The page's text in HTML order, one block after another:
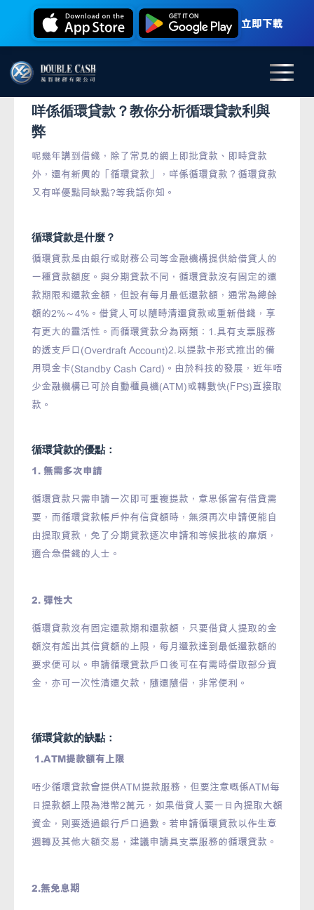
立即下載
咩係循環貸款？教你分析循環貸款利與
弊
呢幾年講到借錢，除了常見的網上即批貸款、即時貸款
外，還有新興的「循環貸款」，咩係循環貸款？循環貸款
又有咩優點同缺點?等我話你知。
循環貸款是什麼？
循環貸款是由銀行或財務公司等金融機構提供給借貸人的
一種貸款額度。與分期貸款不同，循環貸款沒有固定的還
款期限和還款金額，但設有每月最低還款額，通常為總餘
額的2%～4%。借貸人可以隨時清還貸款或重新借錢，享
有更大的靈活性。而循環貸款分為兩類：1.具有支票服務
的透支戶口(Overdraft Account)2.以提款卡形式推出的備
用現金卡(Standby Cash Card)。由於科技的發展，近年唔
少金融機構已可於自動櫃員機(ATM)或轉數快(FPS)直接取
款。
循環貸款的優點：
1. 無需多次申請
循環貸款只需申請一次即可重複提款，意思係當有借貸需
要，而循環貸款帳戶仲有信貸額時，無須再次申請便能自
由提取貸款，免了分期貸款逐次申請和等候批核的麻煩，
適合急借錢的人士。
2. 彈性大
循環貸款沒有固定還款期和還款額，只要借貸人提取的金
額沒有超出其信貸額的上限，每月還款達到最低還款額的
要求便可以。申請循環貸款戶口後可在有需時借取部分資
金，亦可一次性清還欠款，隨還隨借，非常便利。
循環貸款的缺點：
1.ATM提款額有上限
唔少循環貸款會提供ATM提款服務，但要注意嘅係ATM每
日提款額上限為港幣2萬元，如果借貸人要一日內提取大額
資金，則要透過銀行戶口過數。若申請循環貸款以作生意
週轉及其他大額交易，建議申請具支票服務的循環貸款。
2.無免息期